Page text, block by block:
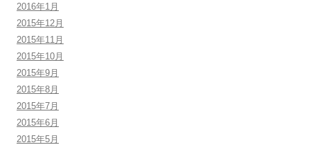
2016年1月
2015年12月
2015年11月
2015年10月
2015年9月
2015年8月
2015年7月
2015年6月
2015年5月